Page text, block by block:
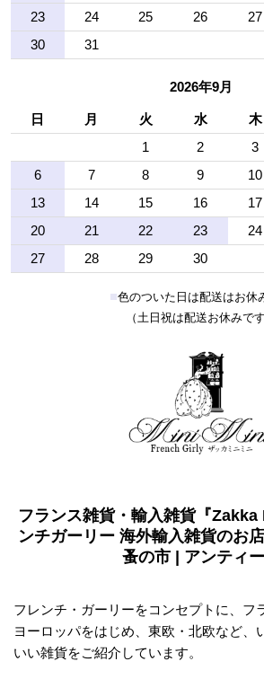
23
24 25 26 27
30
31
2026年9月
日 月 火 水 木
1
2 3
6
7 8 9 10
13
14 15 16 17
20
21 22 23 24
27
28 29 30
■色のついた日は配送はお休
（土日祝は配送お休みです
フランス雑貨・輸入雑貨『
ンチガーリー 海外輸入雑貨のお
蚤の市 | アンティ
フレンチ・ガーリーをコンセプトに、フ
ヨーロッパをはじめ、東欧・北欧など、
いい雑貨をご紹介しています。